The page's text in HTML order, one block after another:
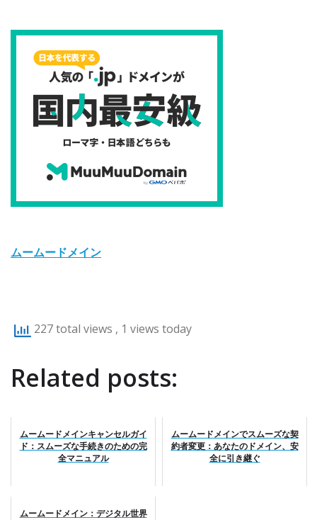
ムームードメイン
227 total views , 1 views today
Related posts:
ムームードメインキャンセルガイ
ド：スムーズな手続きのための完
全マニュアル
ムームードメインでスムーズな契
約者変更：あなたのドメイン、安
全に引き継ぐ
ムームードメイン：デジタル世界